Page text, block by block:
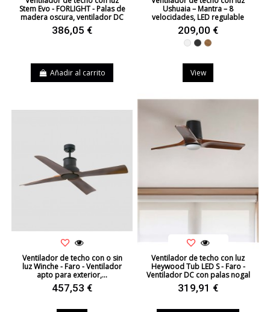
Stem Evo - FORLIGHT - Palas de
madera oscura, ventilador DC
386,05 €
Añadir al carrito
Ushuaia – Mantra – 8
velocidades, LED regulable
209,00 €
Blanco
NegroMadera
View
Ventilador de techo con o sin
luz Winche - Faro - Ventilador
apto para exterior,...
457,53 €
Ventilador de techo con luz
Heywood Tub LED S - Faro -
Ventilador DC con palas nogal
319,91 €